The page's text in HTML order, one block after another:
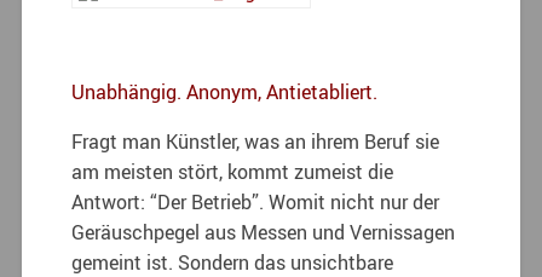
Unabhängig. Anonym, Antietabliert.
Fragt man Künstler, was an ihrem Beruf sie
am meisten stört, kommt zumeist die
Antwort: “Der Betrieb”. Womit nicht nur der
Geräuschpegel aus Messen und Vernissagen
gemeint ist. Sondern das unsichtbare